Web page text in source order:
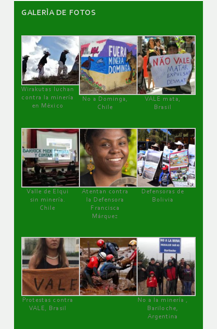
GALERÌA DE FOTOS
Wirakutas luchan
contra la minería
en México
No a Dominga,
Chile
VALE mata,
Brasil
Valle de Elqui
sin minería.
Chile
Atentan contra
la Defensora
Francisca
Márquez
Defensoras de
Bolivia
Protestas contra
VALE, Brasil
No a la minería ,
Bariloche,
Argentina